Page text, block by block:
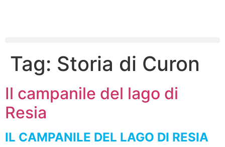
Tag: Storia di Curon
Il campanile del lago di
Resia
IL CAMPANILE DEL LAGO DI RESIA